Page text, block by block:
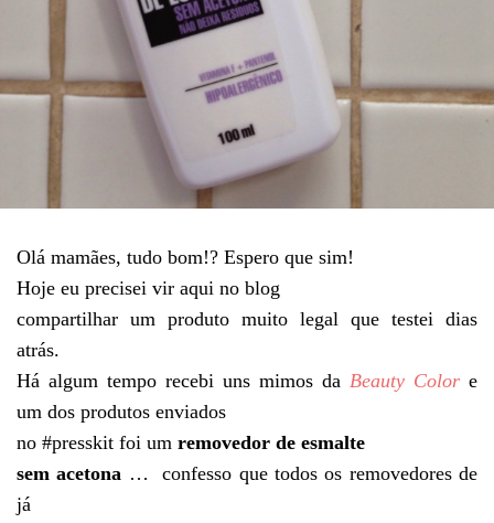
Olá mamães, tudo bom!? Espero que sim!
Hoje eu precisei vir aqui no blog
compartilhar um produto muito legal que testei dias
atrás.
Há algum tempo recebi uns mimos da Beauty Color e
um dos produtos enviados
no #presskit foi um removedor de esmalte
sem acetona …
confesso que todos os removedores de
já